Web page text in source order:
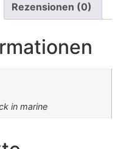
Rezensionen (0)
in marine